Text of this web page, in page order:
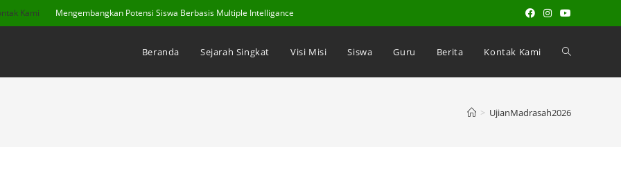
Kami Mengembangkan Potensi Siswa Berbasis Multiple Intelligance
Beranda Sejarah Singkat Visi Misi Siswa Guru Berita Kontak Kami
> UjianMadrasah2026